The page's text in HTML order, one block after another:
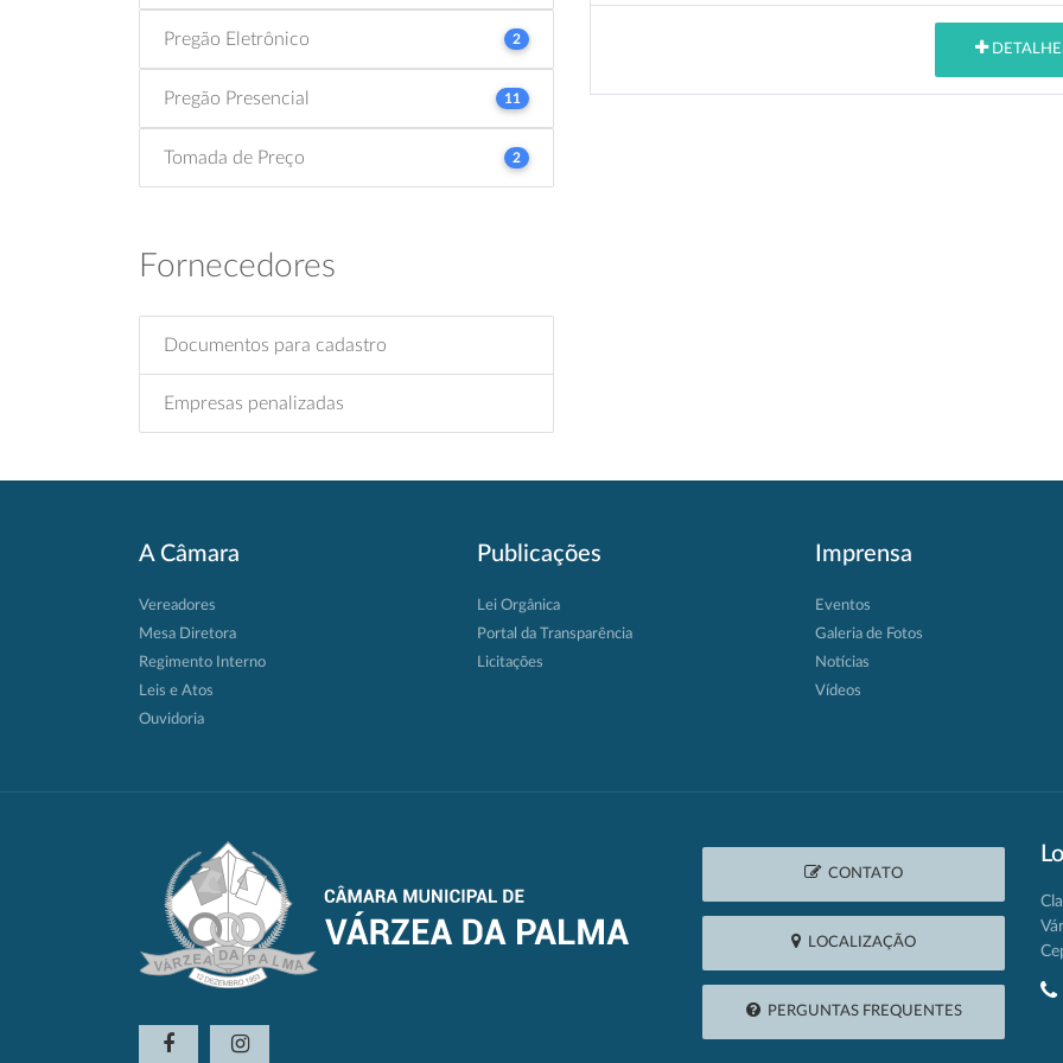
Pregão Eletrônico 2
Pregão Presencial 11
Tomada de Preço 2
Fornecedores
Documentos para cadastro
Empresas penalizadas
A Câmara
Vereadores
Mesa Diretora
Regimento Interno
Leis e Atos
Ouvidoria
Publicações
Lei Orgânica
Portal da Transparência
Licitações
Imprensa
Eventos
Galeria de Fotos
Notícias
Vídeos
CONTATO
LOCALIZAÇÃO
PERGUNTAS FREQUENTES